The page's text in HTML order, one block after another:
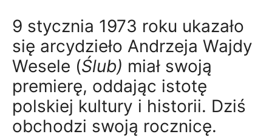
9 stycznia 1973 roku ukazało
się arcydzieło Andrzeja Wajdy
Wesele (Ślub) miał swoją
premierę, oddając istotę
polskiej kultury i historii. Dziś
obchodzi swoją rocznicę.